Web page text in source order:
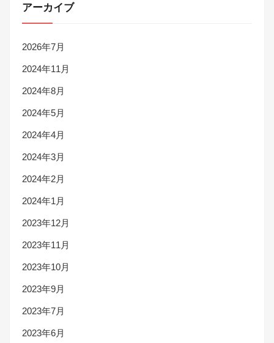
アーカイブ
2026年7月
2024年11月
2024年8月
2024年5月
2024年4月
2024年3月
2024年2月
2024年1月
2023年12月
2023年11月
2023年10月
2023年9月
2023年7月
2023年6月